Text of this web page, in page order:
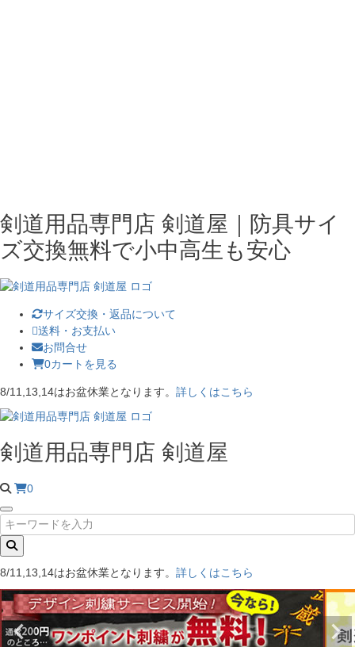
剣道用品専門店 剣道屋｜防具サイ
ズ交換無料で小中高生も安心
サイズ交換・返品について
送料・お支払い
お問合せ
0カートを見る
8/11,13,14はお盆休業となります。 詳しくはこちら
剣道用品専門店 剣道屋
0
8/11,13,14はお盆休業となります。 詳しくはこちら